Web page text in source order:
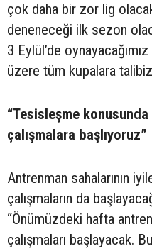
çok daha bir zor lig
deneneceği ilk sezon
3 Eylül’de
üzere tüm kupalara
“Tesisleşme
çalışmalara başlıyoruz”
Antrenman sahalarının
çalışmaların da
“Önümüzdeki hafta
çalışmaları başlayacak.